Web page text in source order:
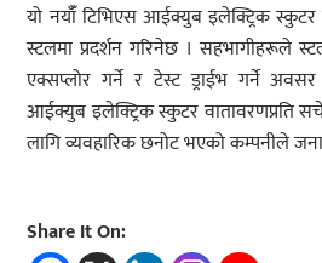
यो नयाँँ टिभिएस आईक्युब इलेक्ट्रिक स्कुटर
स्टलमा प्रदर्शन गरिनेछ । सहभागीहरूले
एक्सप्लोर गर्ने र टेस्ट ड्राईभ गर्ने
आईक्युब इलेक्ट्रिक स्कुटर वातावरणप्रति
लागि व्यवहारिक छनोट भएको कम्पनीले
Share It On: